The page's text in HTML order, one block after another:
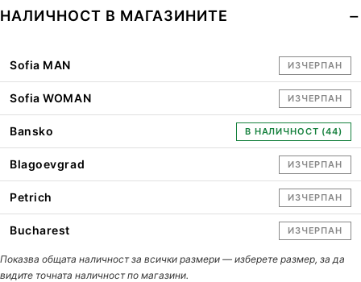
НАЛИЧНОСТ В МАГАЗИНИТЕ
Sofia MAN ИЗЧЕРПАН
Sofia WOMAN ИЗЧЕРПАН
Bansko В НАЛИЧНОСТ (44)
Blagoevgrad ИЗЧЕРПАН
Petrich ИЗЧЕРПАН
Bucharest ИЗЧЕРПАН
Показва общата наличност за всички размери — изберете размер, за да
видите точната наличност по магазини.